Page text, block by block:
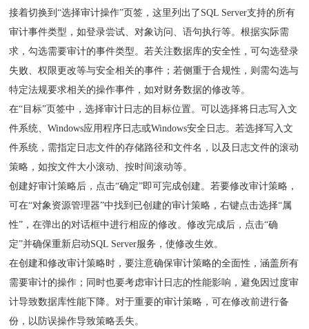
接着切换到“选择审计操作”页签，这里列出了SQL Server支持的所有
审计事件类型，如登录尝试、对象访问、语句执行等。根据实际需
求，勾选需要审计的事件类型。若关注数据库的安全性，可勾选登录
失败、权限更改等与安全相关的事件；若侧重于合规性，则需勾选与
特定法规要求相关的操作事件，如对财务数据的修改等。
在“目标”页签中，选择审计日志的目标位置。可以选择将日志写入文
件系统、Windows应用程序日志或Windows安全日志。若选择写入文
件系统，需指定日志文件的存储路径和文件名，以及日志文件的滚动
策略，如按文件大小滚动、按时间滚动等。
创建好审计策略后，点击“确定”即可完成创建。若要修改审计策略，
可在“对象资源管理器”中找到已创建的审计策略，右键点击选择“属
性”，在弹出的对话框中进行相应的修改。修改完成后，点击“确
定”并确保重新启动SQL Server服务，使修改生效。
在创建和修改审计策略时，要注意确保审计策略的全面性，涵盖所有
需要审计的操作；同时也要考虑审计日志的性能影响，避免因过度审
计导致数据库性能下降。对于重要的审计策略，可在修改前进行备
份，以防误操作导致策略丢失。